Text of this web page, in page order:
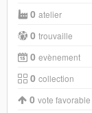
0 atelier
0 trouvaille
0 evènement
0 collection
0 vote favorable